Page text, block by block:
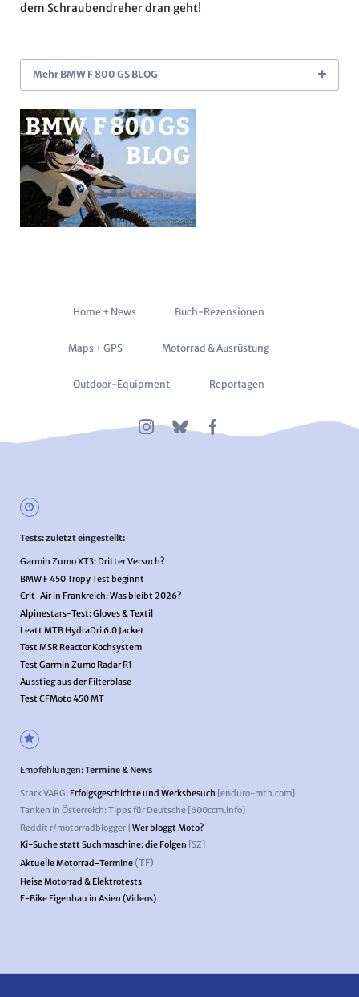
dem Schraubendreher dran geht!
Mehr BMW F 800 GS BLOG
Navigation
Home + News Buch-Rezensionen
Maps + GPS Motorrad & Ausrüstung
Outdoor-Equipment Reportagen
Tests: zuletzt eingestellt:
Garmin Zumo XT3: Dritter Versuch?
BMW F 450 Tropy Test beginnt
Crit-Air in Frankreich: Was bleibt 2026?
Alpinestars-Test: Gloves & Textil
Leatt MTB HydraDri 6.0 Jacket
Test MSR Reactor Kochsystem
Test Garmin Zumo Radar R1
Ausstieg aus der Filterblase
Test CFMoto 450 MT
Empfehlungen:Termine & News
Stark VARG: Erfolgsgeschichte und Werksbesuch [enduro-mtb.com]
Tanken in Österreich: Tipps für Deutsche [600ccm.info]
Reddit r/motorradblogger | Wer bloggt Moto?
Ki-Suche statt Suchmaschine: die Folgen [SZ]
Aktuelle Motorrad-Termine(TF)
Heise Motorrad & Elektrotests
E-Bike Eigenbau in Asien (Videos)